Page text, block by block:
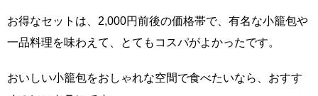
お得なセットは、2,000円前後の価格帯で、有名な小籠包や
一品料理を味わえて、とてもコスパがよかったです。
おいしい小籠包をおしゃれな空間で食べたいなら、おすす